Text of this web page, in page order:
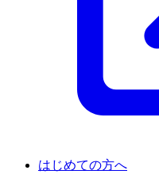
はじめての方へ